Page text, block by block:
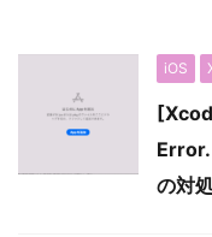
iOS
の対